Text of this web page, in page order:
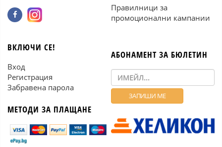
Правилници за
промоционални кампании
ВКЛЮЧИ СЕ!
Вход
Регистрация
Забравена парола
МЕТОДИ ЗА ПЛАЩАНЕ
АБОНАМЕНТ ЗА БЮЛЕТИН